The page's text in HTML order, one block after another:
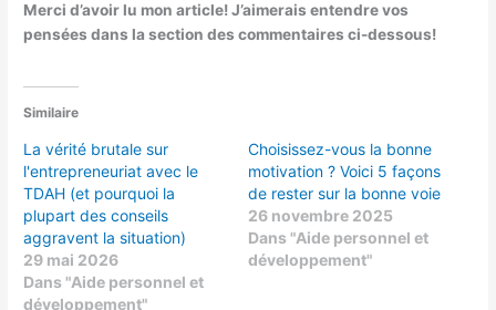
Merci d’avoir lu mon article! J’aimerais entendre vos
pensées dans la section des commentaires ci-dessous!
Similaire
La vérité brutale sur
l'entrepreneuriat avec le
TDAH (et pourquoi la
plupart des conseils
aggravent la situation)
29 mai 2026
Dans "Aide personnel et
développement"
Choisissez-vous la bonne
motivation ? Voici 5 façons
de rester sur la bonne voie
26 novembre 2025
Dans "Aide personnel et
développement"